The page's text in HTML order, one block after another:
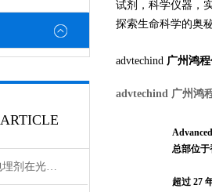
Ted Pella生物组织包埋剂在光镜与电镜联用技术中的应用
试剂，科学仪器，
探索生命科学的奥
advtechind 广州鸿
advtechind 广州鸿
总部位于
超过 27